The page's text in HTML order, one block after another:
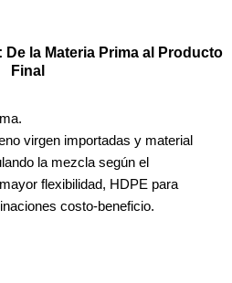
la Materia Prima al Producto
Final
virgen importadas y material
la mezcla según el
flexibilidad, HDPE para
costo-beneficio.